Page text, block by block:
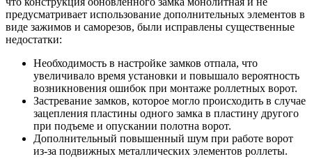
предусматривает использование дополнительных элементов в
виде зажимов и саморезов, были исправлены существенные
недостатки:
Необходимость в настройке замков отпала, что
увеличивало время установки и повышало вероятность
возникновения ошибок при монтаже роллетных ворот.
Застревание замков, которое могло происходить в случае
зацепления пластины одного замка в пластину другого
при подъеме и опускании полотна ворот.
Дополнительный повышенный шум при работе ворот
из-за подвижных металлических элементов роллеты.